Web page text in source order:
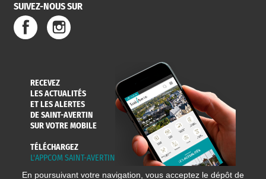
SERVICE
DE L'EAU
SUIVEZ-NOUS SUR
RECEVEZ
LES ACTUALITÉS
ET LES ALERTES
DE SAINT-AVERTIN
SUR VOTRE MOBILE
TÉLÉCHARGEZ
L'APPCOM SAINT-AVERTIN
En poursuivant votre navigation, vous acceptez le dépôt de